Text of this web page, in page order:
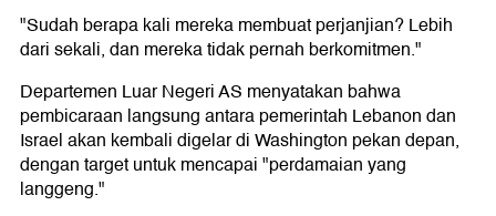
"Sudah berapa kali mereka membuat perjanjian? Lebih
dari sekali, dan mereka tidak pernah berkomitmen."
Departemen Luar Negeri AS menyatakan bahwa
pembicaraan langsung antara pemerintah Lebanon dan
Israel akan kembali digelar di Washington pekan depan,
dengan target untuk mencapai "perdamaian yang
langgeng."